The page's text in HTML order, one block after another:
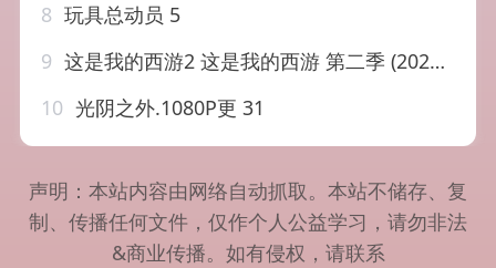
8 玩具总动员 5
9 这是我的西游2 这是我的西游 第二季 (2026) 更新2026 0731期 更新…
10 光阴之外.1080P更 31
声明：本站内容由网络自动抓取。本站不储存、复
制、传播任何文件，仅作个人公益学习，请勿非法
&商业传播。如有侵权，请联系